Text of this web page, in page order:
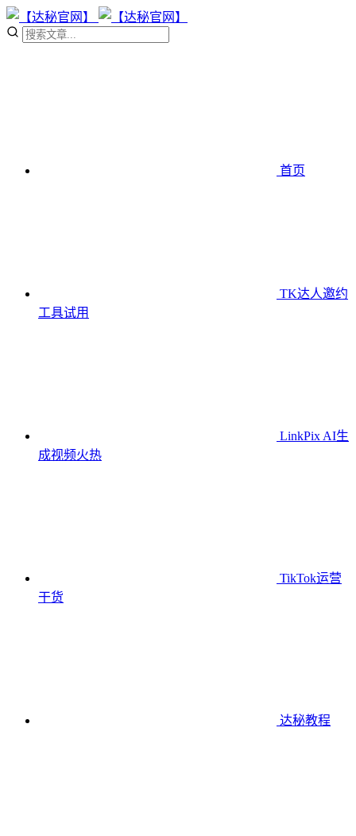
首页
TK达人邀约
工具试用
LinkPix AI生
成视频火热
TikTok运营
干货
达秘教程